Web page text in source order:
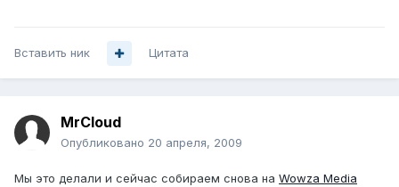
Вставить ник Цитата
MrCloud
Опубликовано 20 апреля, 2009
Мы это делали и сейчас собираем снова на Wowza Media